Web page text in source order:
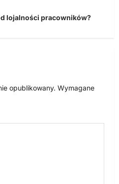
lojalności pracowników?
opublikowany. Wymagane